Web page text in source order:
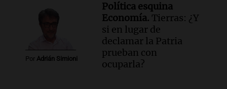
Por Adrián Simioni
Política esquina
Economía. Tierras: ¿Y
si en lugar de
declamar la Patria
prueban con
ocuparla?